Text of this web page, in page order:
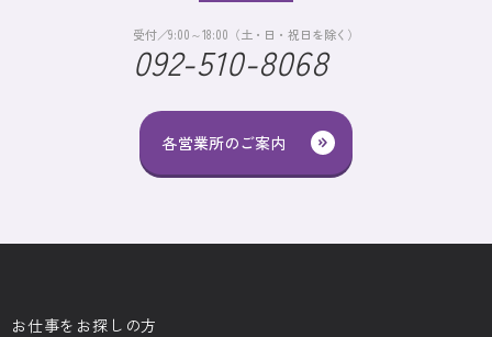
各営業所のご案内
受付／9:00～18:00（土・日・祝日を除く）
092-510-8068
お仕事をお探しの方